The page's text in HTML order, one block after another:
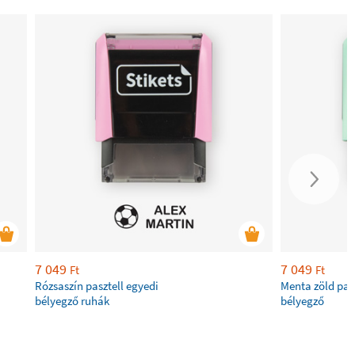
7 049 Ft
Rózsaszín pasztell egyedi
bélyegző ruhák
7 049 Ft
Menta zöld
bélyegző